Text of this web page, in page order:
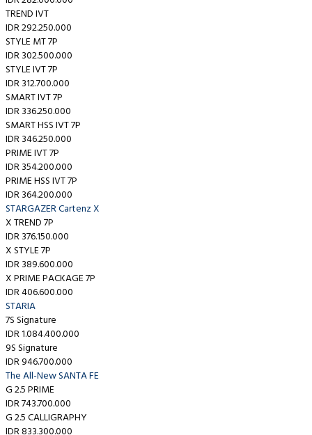
TREND IVT
IDR 292.250.000
STYLE MT 7P
IDR 302.500.000
STYLE IVT 7P
IDR 312.700.000
SMART IVT 7P
IDR 336.250.000
SMART HSS IVT 7P
IDR 346.250.000
PRIME IVT 7P
IDR 354.200.000
PRIME HSS IVT 7P
IDR 364.200.000
STARGAZER Cartenz X
X TREND 7P
IDR 376.150.000
X STYLE 7P
IDR 389.600.000
X PRIME PACKAGE 7P
IDR 406.600.000
STARIA
7S Signature
IDR 1.084.400.000
9S Signature
IDR 946.700.000
The All-New SANTA FE
G 2.5 PRIME
IDR 743.700.000
G 2.5 CALLIGRAPHY
IDR 833.300.000